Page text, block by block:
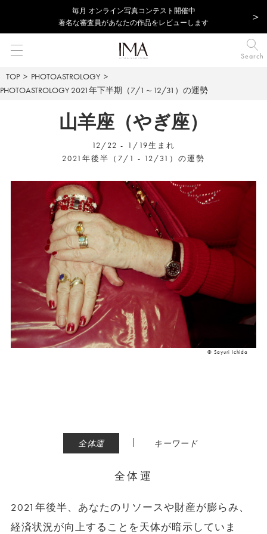
毎⽉ オンライン写真コンテスト開催中
著名な審査員があなたの作品をレビューします
Search
TOP
PHOTOASTROLOGY
PHOTOASTROLOGY 2021年下半期（7/1～12/31）の運勢
山羊座（やぎ座）
12/22 - 1/19生まれ
2021年後半（7/1 - 12/31）の運勢
© Sayuri Ichida
全体運 | キーワード
全体運
2021年後半、あなたのリソースや財産が膨らみ、
経済状況が向上することを天体が暗示していま